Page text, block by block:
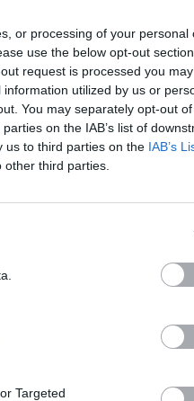
or processing of your personal
use the below opt-out
request is processed you may
utilized by us or
You may separately opt-out
on the IAB’s list of
us to third parties on the IAB’s
third parties.
Targeted